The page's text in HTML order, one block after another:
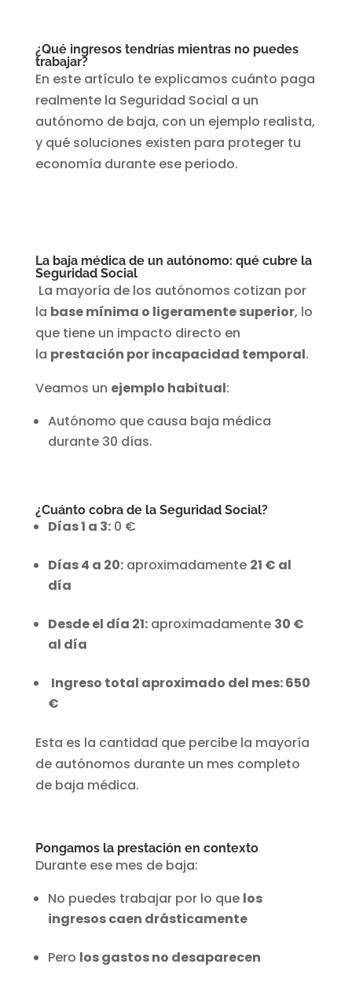
¿Qué ingresos tendrías mientras no puedes
trabajar?
En este artículo te explicamos cuánto paga
realmente la Seguridad Social a un
autónomo de baja, con un ejemplo realista,
y qué soluciones existen para proteger tu
economía durante ese periodo.
La baja médica de un autónomo: qué cubre la
Seguridad Social
La mayoría de los autónomos cotizan por
la base mínima o ligeramente superior, lo
que tiene un impacto directo en
la prestación por incapacidad temporal.
Veamos un ejemplo habitual:
Autónomo que causa baja médica
durante 30 días.
¿Cuánto cobra de la Seguridad Social?
Días 1 a 3:0 €
Días 4 a 20:aproximadamente 21 € al
día
Desde el día 21:aproximadamente 30 €
al día
Ingreso total aproximado del mes: 650
€
Esta es la cantidad que percibe la mayoría
de autónomos durante un mes completo
de baja médica.
Pongamos la prestación en contexto
Durante ese mes de baja:
No puedes trabajar por lo que los
ingresos caen drásticamente
Pero los gastos no desaparecen